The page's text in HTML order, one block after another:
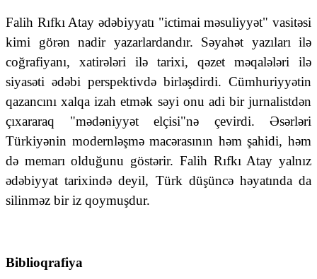
Falih Rıfkı Atay ədəbiyyatı "ictimai məsuliyyət" vasitəsi
kimi görən nadir yazarlardandır. Səyahət yazıları ilə
coğrafiyanı, xatirələri ilə tarixi, qəzet məqalələri ilə
siyasəti ədəbi perspektivdə birləşdirdi. Cümhuriyyətin
qazancını xalqa izah etmək səyi onu adi bir jurnalistdən
çıxararaq "mədəniyyət elçisi"nə çevirdi. Əsərləri
Türkiyənin modernləşmə macərasının həm şahidi, həm
də memarı olduğunu göstərir. Falih Rıfkı Atay yalnız
ədəbiyyat tarixində deyil, Türk düşüncə həyatında da
silinməz bir iz qoymuşdur.
Biblioqrafiya